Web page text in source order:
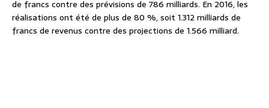
de francs contre des prévisions de 786 milliards. En 2016, les
réalisations ont été de plus de 80 %, soit 1.312 milliards de
francs de revenus contre des projections de 1.566 milliard.